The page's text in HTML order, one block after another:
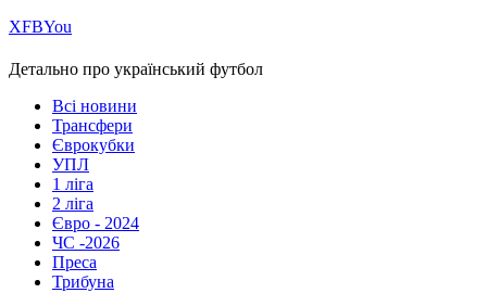
ХFBYou
Детально про український футбол
Всі новини
Трансфери
Єврокубки
УПЛ
1 ліга
2 ліга
Євро - 2024
ЧС -2026
Преса
Трибуна